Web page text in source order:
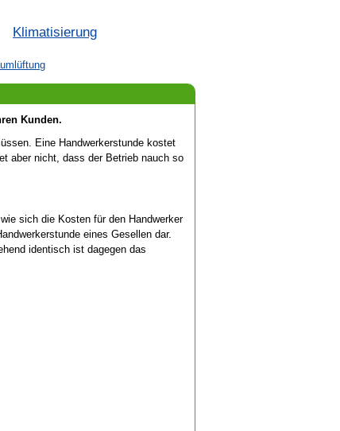
Klimatisierung
Kunden.
Eine Handwerkerstunde kostet
aber nicht, dass der Betrieb nauch so
sich die Kosten für den Handwerker
eines Gesellen dar.
identisch ist dagegen das